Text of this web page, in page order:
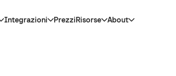
Integrazioni PrezziRisorse About